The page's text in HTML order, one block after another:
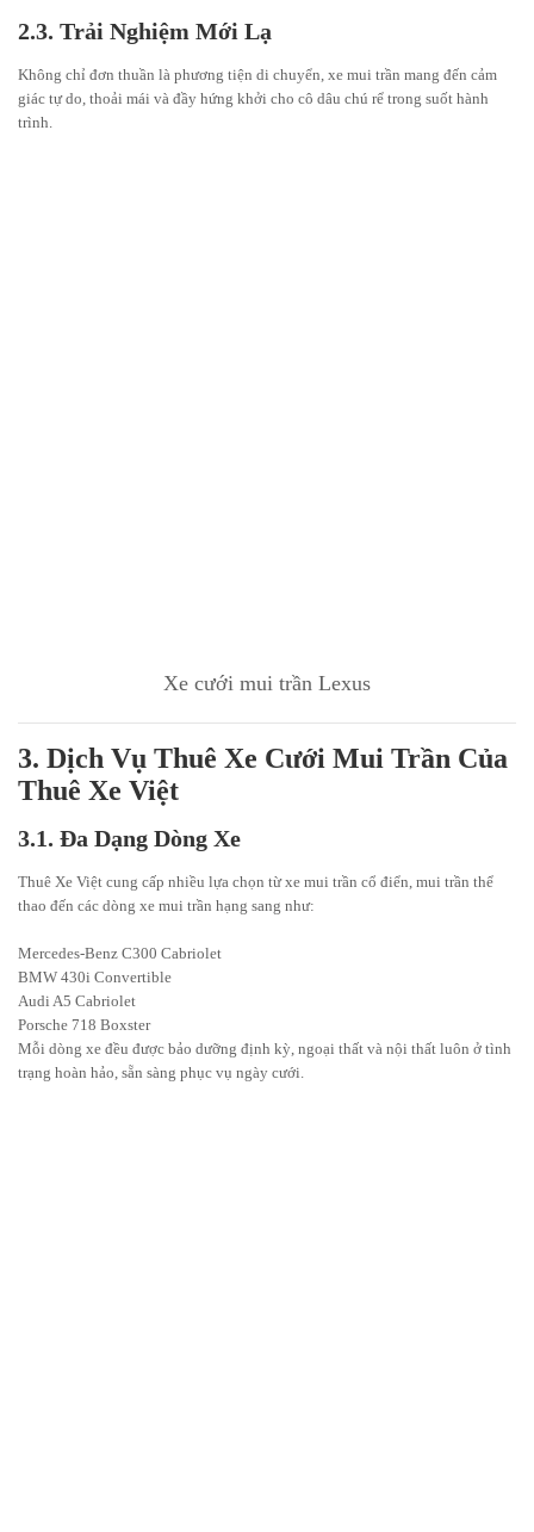
2.3. Trải Nghiệm Mới Lạ
Không chỉ đơn thuần là phương tiện di chuyển, xe mui trần mang đến cảm
giác tự do, thoải mái và đầy hứng khởi cho cô dâu chú rể trong suốt hành
trình.
Xe cưới mui trần Lexus
3. Dịch Vụ Thuê Xe Cưới Mui Trần Của
Thuê Xe Việt
3.1. Đa Dạng Dòng Xe
Thuê Xe Việt cung cấp nhiều lựa chọn từ xe mui trần cổ điển, mui trần thể
thao đến các dòng xe mui trần hạng sang như:
Mercedes-Benz C300 Cabriolet
BMW 430i Convertible
Audi A5 Cabriolet
Porsche 718 Boxster
Mỗi dòng xe đều được bảo dưỡng định kỳ, ngoại thất và nội thất luôn ở tình
trạng hoàn hảo, sẵn sàng phục vụ ngày cưới.